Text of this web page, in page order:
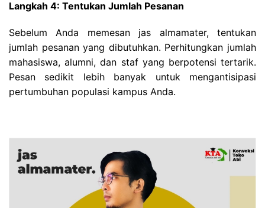
Langkah 4: Tentukan Jumlah Pesanan
Sebelum Anda memesan jas almamater, tentukan
jumlah pesanan yang dibutuhkan. Perhitungkan jumlah
mahasiswa, alumni, dan staf yang berpotensi tertarik.
Pesan sedikit lebih banyak untuk mengantisipasi
pertumbuhan populasi kampus Anda.